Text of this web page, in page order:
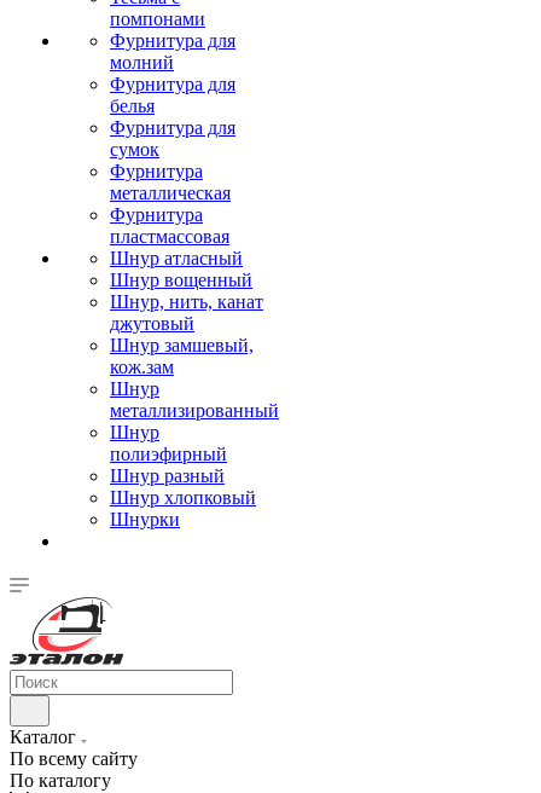
помпонами
Фурнитура для
молний
Фурнитура для
белья
Фурнитура для
сумок
Фурнитура
металлическая
Фурнитура
пластмассовая
Шнур атласный
Шнур вощенный
Шнур, нить, канат
джутовый
Шнур замшевый,
кож.зам
Шнур
металлизированный
Шнур
полиэфирный
Шнур разный
Шнур хлопковый
Шнурки
Каталог
По всему сайту
По каталогу